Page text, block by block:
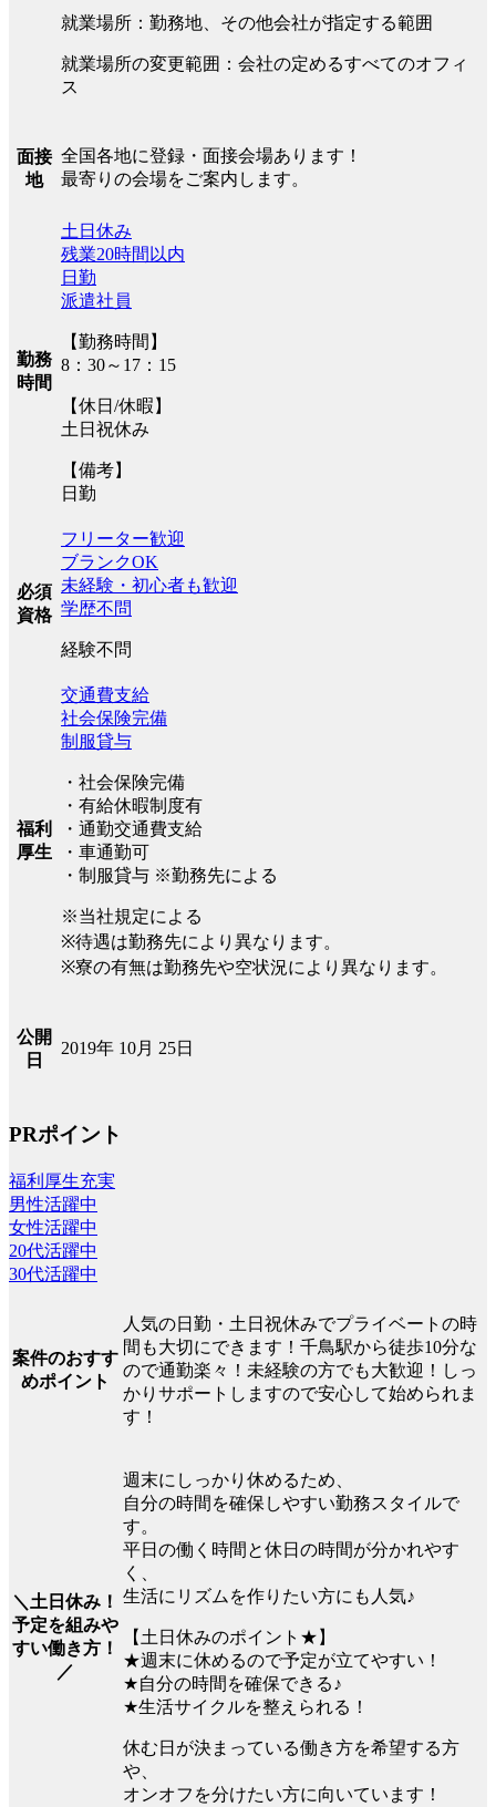
就業場所：勤務地、その他会社が指定する範囲
就業場所の変更範囲：会社の定めるすべてのオフィ
ス
面接
地
全国各地に登録・面接会場あります！
最寄りの会場をご案内します。
勤務
時間
土日休み
残業20時間以内
日勤
派遣社員
【勤務時間】
8：30～17：15
【休日/休暇】
土日祝休み
【備考】
日勤
必須
資格
フリーター歓迎
ブランクOK
未経験・初心者も歓迎
学歴不問
経験不問
福利
厚生
交通費支給
社会保険完備
制服貸与
・社会保険完備
・有給休暇制度有
・通勤交通費支給
・車通勤可
・制服貸与 ※勤務先による
※当社規定による
※待遇は勤務先により異なります。
※寮の有無は勤務先や空状況により異なります。
公開
日
2019年 10月 25日
PRポイント
福利厚生充実
男性活躍中
女性活躍中
20代活躍中
30代活躍中
案件のおすす
めポイント
人気の日勤・土日祝休みでプライベートの時
間も大切にできます！千鳥駅から徒歩10分な
ので通勤楽々！未経験の方でも大歓迎！しっ
かりサポートしますので安心して始められま
す！
＼土日休み！
予定を組みや
すい働き方！
／
週末にしっかり休めるため、
自分の時間を確保しやすい勤務スタイルで
す。
平日の働く時間と休日の時間が分かれやす
く、
生活にリズムを作りたい方にも人気♪
【土日休みのポイント★】
★週末に休めるので予定が立てやすい！
★自分の時間を確保できる♪
★生活サイクルを整えられる！
休む日が決まっている働き方を希望する方
や、
オンオフを分けたい方に向いています！